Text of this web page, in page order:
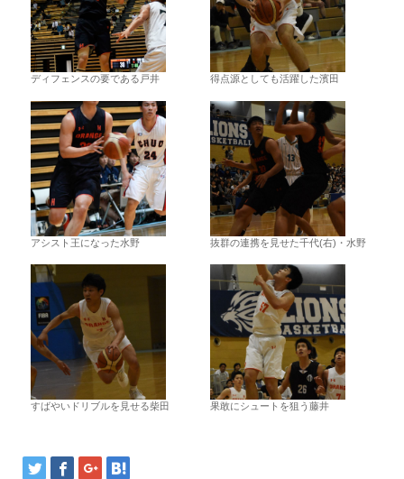
ディフェンスの要である戸井 得点源としても活躍した濱田
アシスト王になった水野 抜群の連携を見せた千代(右)・水野
すばやいドリブルを見せる柴田 果敢にシュートを狙う藤井